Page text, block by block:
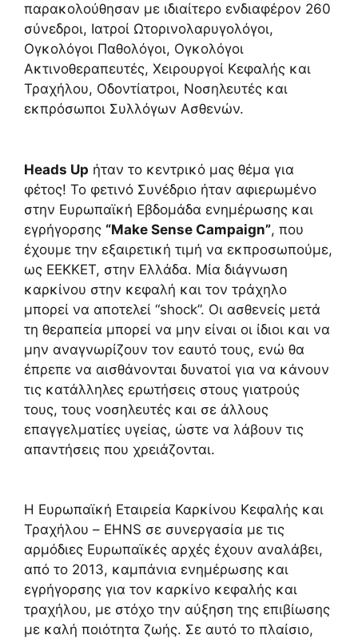
παρακολούθησαν με ιδιαίτερο ενδιαφέρον 260
σύνεδροι, Ιατροί Ωτορινολαρυγολόγοι,
Ογκολόγοι Παθολόγοι, Ογκολόγοι
Ακτινοθεραπευτές, Χειρουργοί Κεφαλής και
Τραχήλου, Οδοντίατροι, Νοσηλευτές και
εκπρόσωποι Συλλόγων Ασθενών.
Heads Up ήταν το κεντρικό μας θέμα για
φέτος! Το φετινό Συνέδριο ήταν αφιερωμένο
στην Ευρωπαϊκή Εβδομάδα ενημέρωσης και
εγρήγορσης “Make Sense Campaign”, που
έχουμε την εξαιρετική τιμή να εκπροσωπούμε,
ως ΕΕΚΚΕΤ, στην Ελλάδα. Μία διάγνωση
καρκίνου στην κεφαλή και τον τράχηλο
μπορεί να αποτελεί “shock”. Οι ασθενείς μετά
τη θεραπεία μπορεί να μην είναι οι ίδιοι και να
μην αναγνωρίζουν τον εαυτό τους, ενώ θα
έπρεπε να αισθάνονται δυνατοί για να κάνουν
τις κατάλληλες ερωτήσεις στους γιατρούς
τους, τους νοσηλευτές και σε άλλους
επαγγελματίες υγείας, ώστε να λάβουν τις
απαντήσεις που χρειάζονται.
Η Ευρωπαϊκή Εταιρεία Καρκίνου Κεφαλής και
Τραχήλου – EHNS σε συνεργασία με τις
αρμόδιες Ευρωπαϊκές αρχές έχουν αναλάβει,
από το 2013, καμπάνια ενημέρωσης και
εγρήγορσης για τον καρκίνο κεφαλής και
τραχήλου, με στόχο την αύξηση της επιβίωσης
με καλή ποιότητα ζωής. Σε αυτό το πλαίσιο,